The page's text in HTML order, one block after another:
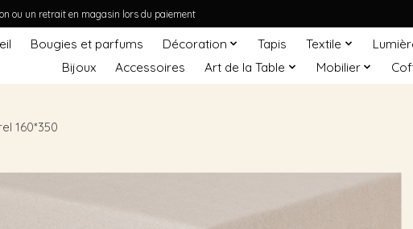
ou un retrait en magasin lors du paiement
Bougies et parfums Décoration Tapis Textile
Bijoux
Accessoires Art de la Table Mobilier
160*350